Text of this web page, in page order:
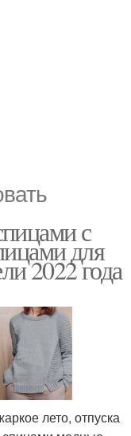
с
для
2022 года
лето, отпуска